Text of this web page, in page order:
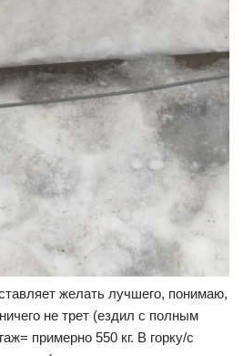
желать лучшего, понимаю,
не трет (ездил с полным
примерно 550 кг. В горку/с